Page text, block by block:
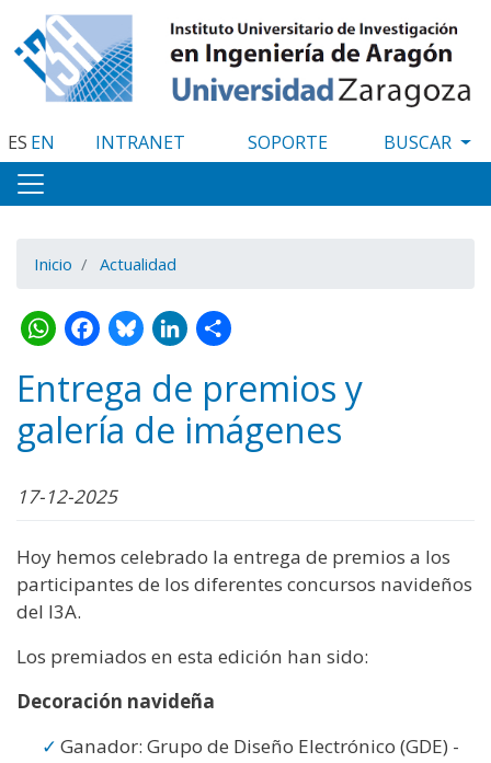
al
contenido
principal
ES EN INTRANET SOPORTE
Inicio Actualidad
WhatsApp
Facebook
Bluesky
LinkedIn
Share
Entrega de premios y
galería de imágenes
17-12-2025
Hoy hemos celebrado la entrega de premios a los
participantes de los diferentes concursos navideños
del I3A.
Los premiados en esta edición han sido:
Decoración navideña
Ganador: Grupo de Diseño Electrónico (GDE) -